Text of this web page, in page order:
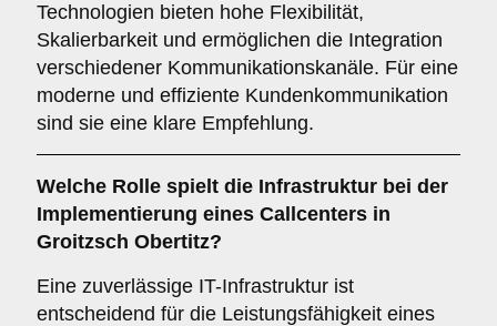
Technologien bieten hohe Flexibilität,
Skalierbarkeit und ermöglichen die Integration
verschiedener Kommunikationskanäle. Für eine
moderne und effiziente Kundenkommunikation
sind sie eine klare Empfehlung.
Welche Rolle spielt die Infrastruktur bei der
Implementierung eines Callcenters in
Groitzsch Obertitz?
Eine zuverlässige IT-Infrastruktur ist
entscheidend für die Leistungsfähigkeit eines